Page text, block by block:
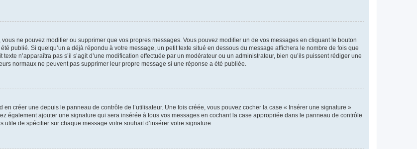
ne pouvez modifier ou supprimer que vos propres messages. Vous pouvez modifier un de vos messages en cliquant le bouton
publié. Si quelqu’un a déjà répondu à votre message, un petit texte situé en dessous du message affichera le nombre de fois que
n’apparaîtra pas s’il s’agit d’une modification effectuée par un modérateur ou un administrateur, bien qu’ils puissent rédiger une
normaux ne peuvent pas supprimer leur propre message si une réponse a été publiée.
créer une depuis le panneau de contrôle de l’utilisateur. Une fois créée, vous pouvez cocher la case « Insérer une signature »
également ajouter une signature qui sera insérée à tous vos messages en cochant la case appropriée dans le panneau de contrôle
de spécifier sur chaque message votre souhait d’insérer votre signature.